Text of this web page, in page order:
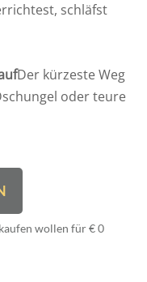
schläfst
Der kürzeste Weg
oder teure
wollen für € 0